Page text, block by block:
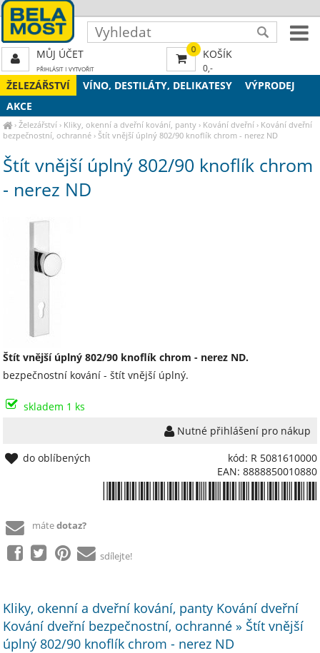
ŽELEZÁŘSTVÍ VÍNO, DESTILÁTY, DELIKATESY
VÝPRODEJ
AKCE
›Železářství › Kliky, okenní a dveřní kování, panty › Kování dveřní › Kování dveřní
bezpečnostní, ochranné ›Štít vnější úplný 802/90 knoflík chrom - nerez ND
Štít vnější úplný 802/90 knoflík chrom
- nerez ND
Štít vnější úplný 802/90 knoflík chrom - nerez ND.
bezpečnostní kování - štít vnější úplný.
skladem 1 ks
Nutné přihlášení pro nákup
kód: R 5081610000
EAN: 8888850010880
do oblíbených
mátedotaz?
sdílejte!
Kliky, okenní a dveřní kování, panty Kování dveřní
Kování dveřní bezpečnostní, ochranné » Štít vnější
úplný 802/90 knoflík chrom - nerez ND
0 KOŠÍK
0,-
MŮJ ÚČET
PŘIHLÁSIT| VYTVOŘIT